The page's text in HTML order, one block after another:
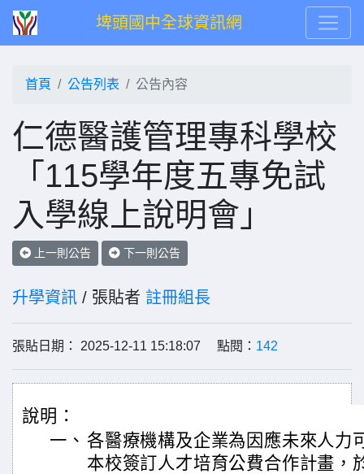
埤頭國中全球資訊網
首頁 公告列表 公告內容
仁德醫護管理專科學校
「115學年度五專免試
入學線上說明會」
上一則公告 下一則公告
升學資訊 / 張貼者 註冊組長
張貼日期： 2025-12-11 15:18:07 點閱： 142
說明：
一、 各醫療機構及企業為因應未來人力
本校簽訂人才培育公費合作計畫，